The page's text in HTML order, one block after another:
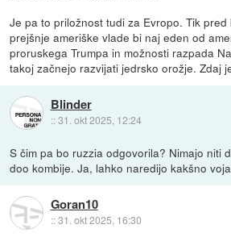
Je pa to priložnost tudi za Evropo. Tik pred
prejšnje ameriške vlade bi naj eden od
proruskega Trumpa in možnosti razpada
takoj začnejo razvijati jedrsko orožje. Zdaj
Blinder
::31. okt 2025, 12:24
S čim pa bo ruzzia odgovorila? Nimajo niti
doo kombije. Ja, lahko naredijo kakšno
Goran10
::31. okt 2025, 16:30